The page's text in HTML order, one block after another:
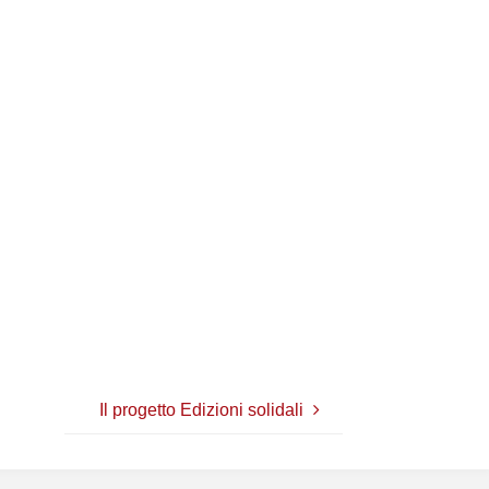
Il progetto Edizioni solidali